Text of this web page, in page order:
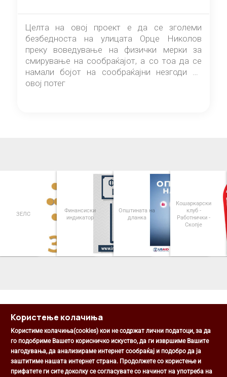
Целта на овој проект е да се зголеми
безбедноста на улицата Орце Николов
преку воведување на физички мерки за
смирување на сообраќајот, а со тоа да се
намали бојот на сообраќајни незгоди на
овој потег
ЗЕЛС
Финансиски
индикатор
Општината на
дланка
Кошаркарски
клуб -
Работнички -
Скопје
Општина Центар
Михаил Цоков бр. 1, Скопје
Користење колачиња
Користиме колачиња(cookies) кои не содржат лични податоци, за да
го подобриме Вашето корисничко искуство, да ги извршиме Вашите
нагодувања, да анализираме интернет сообраќај и подобро да ја
заштитиме нашата интернет страна. Продолжете со користење и
прифатете ги сите доколку се согласувате со начинот на употреба на